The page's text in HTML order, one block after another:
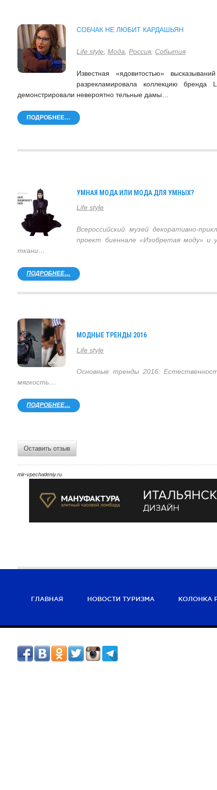
СОБЧАК НЕ ЛЮБИТ КАРДАШЬЯН
Life style ,Мода ,Россия События
Известная «ядовитостью»
разрекламировала коллекцию
демонстрировали невероятно тельные дамы…
ПОДРОБНЕЕ…
УМНАЯ МОДА ИЛИ МОДА ДЛЯ УМНЫХ?
Life style
Всероссийский музей декоративно-
проект биеннале «Изобретая моду» и
ткани…
ПОДРОБНЕЕ…
МОДНЫЕ ТРЕНДЫ 2016
Life style
Основные тренды 2016:
мягкость…
ПОДРОБНЕЕ…
Оставить отзыв
mir-vpechatleniy.ru
ГЛАВНАЯ НОВОСТИ ТУРИЗМА КОЛОНКА